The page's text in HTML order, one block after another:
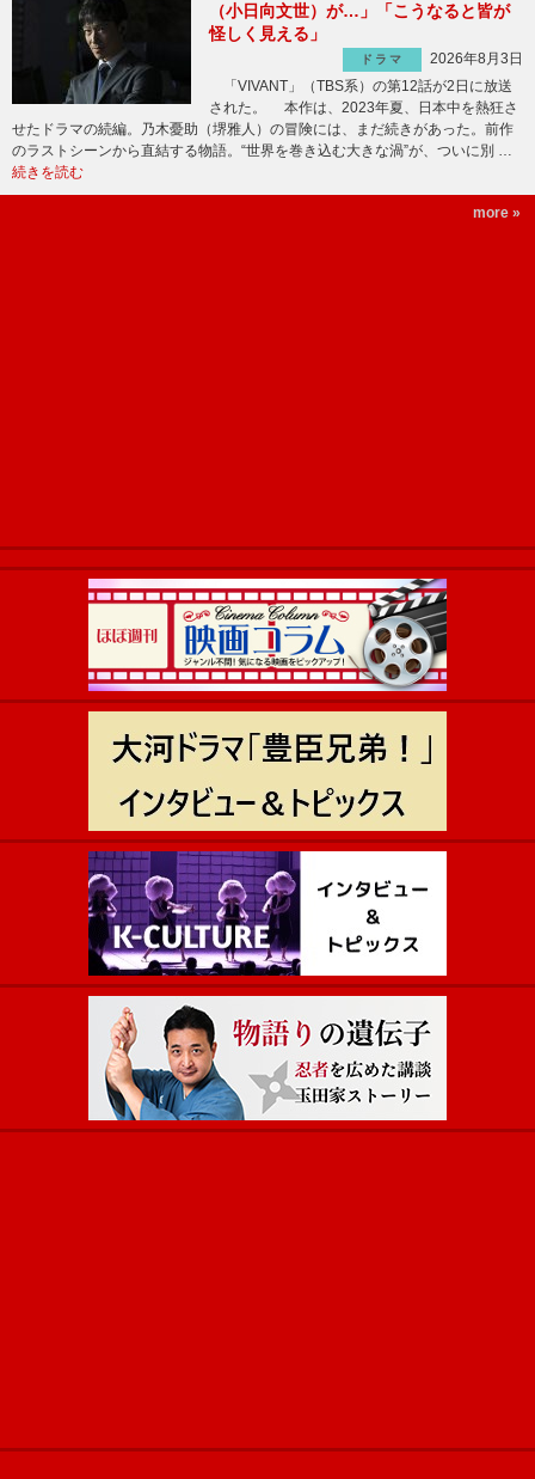
（小日向文世）が…」「こうなると皆が
怪しく見える」
ドラマ
2026年8月3日
「VIVANT」（TBS系）の第12話が2日に放送
された。 本作は、2023年夏、日本中を熱狂さ
せたドラマの続編。乃木憂助（堺雅人）の冒険には、まだ続きがあった。前作
のラストシーンから直結する物語。“世界を巻き込む大きな渦”が、ついに別 …
続きを読む
more »